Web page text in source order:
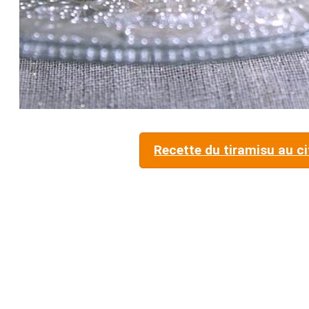
Recette du tiramisu au